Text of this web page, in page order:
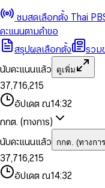
ชมสดเลือกตั้ง Thai
คะแนนตามคำขอ
สรุปผลเลือกตั้ง
รวม
นับคะแนนแล้ว
ดูเพิ่ม
0
1
2
3
4
5
6
8
9
0
1
2
3
4
5
6
7
8
9
,
0
1
2
4
6
7
8
9
0
1
2
3
4
5
6
7
8
9
0
1
3
5
6
7
8
9
,
1
2
4
5
7
8
9
0
1
3
4
6
7
8
9
0
2
3
4
5
7
8
อัปเดต ณ14:32
กกต. (ทางการ)
นับคะแนนแล้ว
กกต. (ทางกา
0
1
2
3
4
5
0
1
2
4
5
6
7
8
9
,
0
1
2
4
6
7
8
9
0
1
2
3
0
1
3
5
6
7
8
,
1
2
4
0
1
3
0
2
3
4
5
7
อัปเดต ณ14:32